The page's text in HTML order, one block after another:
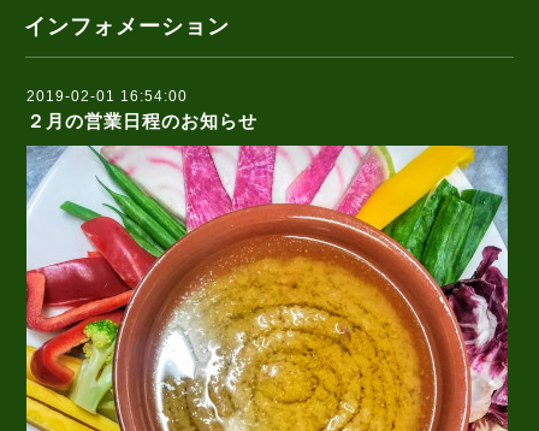
インフォメーション
2019-02-01 16:54:00
２月の営業日程のお知らせ